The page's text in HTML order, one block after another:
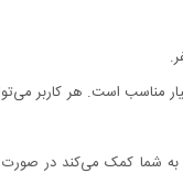
مناسب است. هر کاربر
کمک می‌کند در صورت بالا